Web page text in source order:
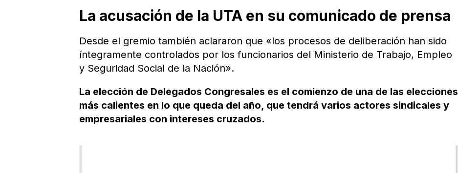
La acusación de la UTA en su comunicado de prensa
Desde el gremio también aclararon que «los procesos de deliberación han sido
íntegramente controlados por los funcionarios del Ministerio de Trabajo, Empleo
y Seguridad Social de la Nación».
La elección de Delegados Congresales es el comienzo de una de las elecciones
más calientes en lo que queda del año, que tendrá varios actores sindicales y
empresariales con intereses cruzados.